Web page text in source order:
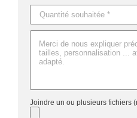
Joindre un ou plusieurs fichiers